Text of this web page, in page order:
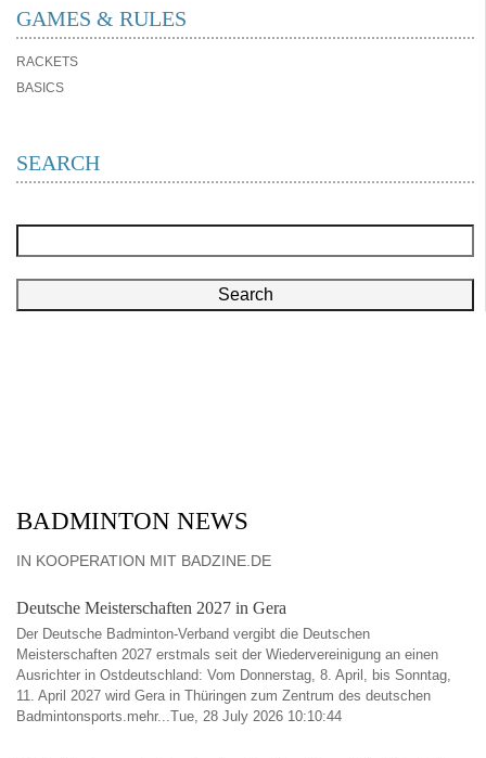
GAMES & RULES
RACKETS
BASICS
SEARCH
Search
BADMINTON NEWS
IN KOOPERATION MIT BADZINE.DE
Deutsche Meisterschaften 2027 in Gera
Der Deutsche Badminton-Verband vergibt die Deutschen
Meisterschaften 2027 erstmals seit der Wiedervereinigung an einen
Ausrichter in Ostdeutschland: Vom Donnerstag, 8. April, bis Sonntag,
11. April 2027 wird Gera in Thüringen zum Zentrum des deutschen
Badmintonsports.mehr...Tue, 28 July 2026 10:10:44